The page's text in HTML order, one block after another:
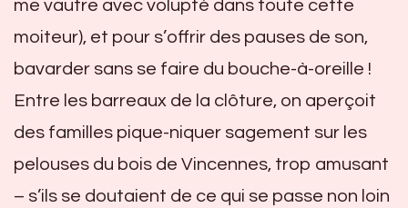
me vautre avec volupté dans toute cette
moiteur), et pour s’offrir des pauses de son,
bavarder sans se faire du bouche-à-oreille !
Entre les barreaux de la clôture, on aperçoit
des familles pique-niquer sagement sur les
pelouses du bois de Vincennes, trop amusant
– s’ils se doutaient de ce qui se passe non loin